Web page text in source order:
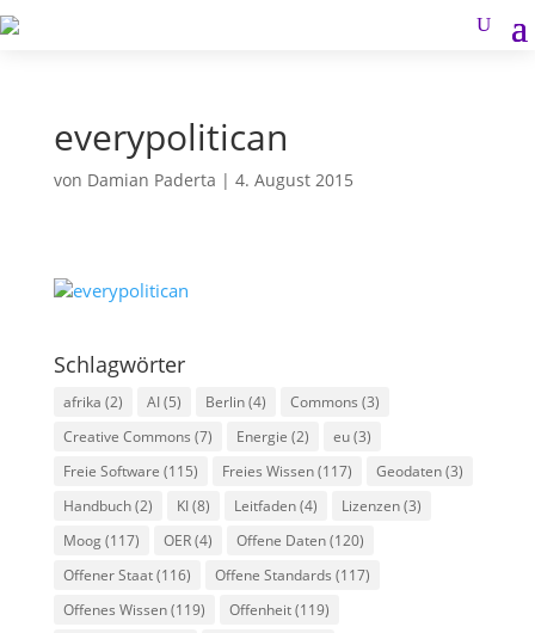
everypolitican
von Damian Paderta | 4. August 2015
Schlagwörter
afrika (2) AI(5) Berlin(4) Commons (3)
Creative Commons (7) Energie (2) eu(3)
Freie Software (115) Freies Wissen(117) Geodaten(3)
Handbuch(2) KI(8) Leitfaden(4) Lizenzen(3)
Moog(117) OER(4) Offene Daten(120)
Offener Staat(116) Offene Standards (117)
Offenes Wissen(119) Offenheit(119)